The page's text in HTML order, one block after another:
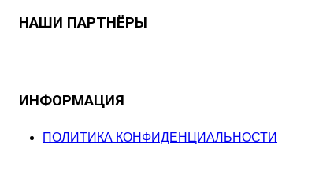
НАШИ ПАРТНЁРЫ
ИНФОРМАЦИЯ
ПОЛИТИКА КОНФИДЕНЦИАЛЬНОСТИ